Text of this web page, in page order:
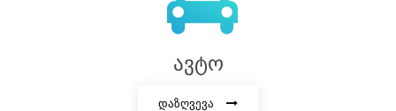
ავტო
დაზღვევა